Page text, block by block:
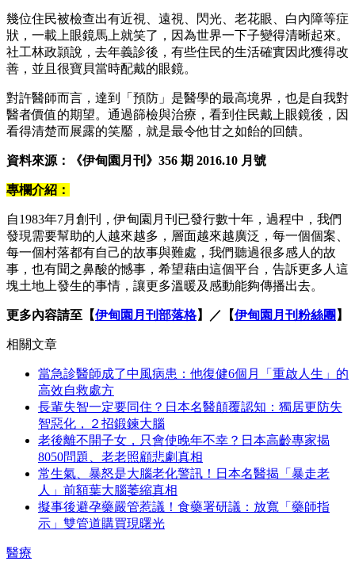
幾位住民被檢查出有近視、遠視、閃光、老花眼、白內障等症
狀，一載上眼鏡馬上就笑了，因為世界一下子變得清晰起來。
社工林政頴說，去年義診後，有些住民的生活確實因此獲得改
善，並且很寶貝當時配戴的眼鏡。
對許醫師而言，達到「預防」是醫學的最高境界，也是自我對
醫者價值的期望。通過篩檢與治療，看到住民戴上眼鏡後，因
看得清楚而展露的笑靨，就是最令他甘之如飴的回饋。
資料來源：《伊甸園月刊》356 期 2016.10 月號
專欄介紹：
自1983年7月創刊，伊甸園月刊已發行數十年，過程中，我們
發現需要幫助的人越來越多，層面越來越廣泛，每一個個案、
每一個村落都有自己的故事與難處，我們聽過很多感人的故
事，也有聞之鼻酸的憾事，希望藉由這個平台，告訴更多人這
塊土地上發生的事情，讓更多溫暖及感動能夠傳播出去。
更多內容請至【伊甸園月刊部落格】／【伊甸園月刊粉絲團 】
相關文章
當急診醫師成了中風病患：他復健6個月「重啟人生」的
高效自救處方
長輩失智一定要同住？日本名醫顛覆認知：獨居更防失
智惡化，２招鍛鍊大腦
老後離不開子女，只會使晚年不幸？日本高齡專家揭
8050問題、老老照顧悲劇真相
常生氣、暴怒是大腦老化警訊！日本名醫揭「暴走老
人」前額葉大腦萎縮真相
擬事後避孕藥嚴管惹議！食藥署研議：放寬「藥師指
示」雙管道購買現曙光
醫療